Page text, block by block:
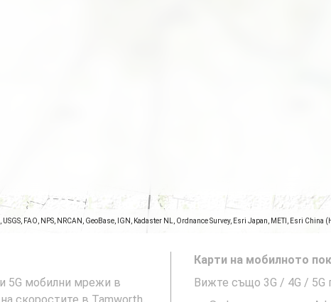
FAO, NPS, NRCAN, GeoBase, IGN, Kadaster NL, Ordnance Survey, Esri Japan, METI, Esri
и 5G мобилни мрежи в
Карти на мобилното
Вижте също 3G / 4G / 5G